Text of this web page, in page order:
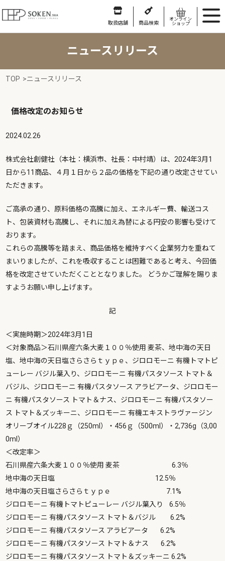
取扱店舗 商品検索
オンライン
ショップ
ニュースリリース
TOP >ニュースリリース
価格改定のお知らせ
2024.02.26
株式会社創健社（本社：横浜市、社長：中村靖）は、2024年3月1
日から11商品、４月１日から２品の価格を下記の通り改定させてい
ただきます。
ご高承の通り、原料価格の高騰に加え、エネルギー費、輸送コス
ト、包装資材も高騰し、それに加え為替による円安の影響も受けて
おります。
これらの高騰等を踏まえ、商品価格を維持すべく企業努力を重ねて
まいりましたが、これを吸収することは困難であると考え、今回価
格を改定させていただくこととなりました。 どうかご理解を賜りま
すようお願い申し上げます。
記
＜実施時期＞2024年3月1日
＜対象商品＞石川県産六条大麦１００％使用 麦茶、地中海の天日
塩、地中海の天日塩さらさらｔｙｐｅ、ジロロモーニ 有機トマトピ
ューレー バジル葉入り、ジロロモーニ 有機パスタソース トマト＆
バジル、ジロロモーニ 有機パスタソース アラビアータ、ジロロモー
ニ 有機パスタソース トマト＆ナス、ジロロモーニ 有機パスタソー
ス トマト＆ズッキーニ、ジロロモーニ 有機エキストラヴァージン
オリーブオイル228ｇ（250ml）・456ｇ（500ml）・2,736g（3,00
0ml）
＜改定率＞
石川県産六条大麦１００％使用 麦茶 6.3％
地中海の天日塩 12.5％
地中海の天日塩さらさらｔｙｐｅ 7.1%
ジロロモーニ 有機トマトピューレー バジル葉入り 6.5％
ジロロモーニ 有機パスタソース トマト＆バジル 6.2%
ジロロモーニ 有機パスタソース アラビアータ 6.2%
ジロロモーニ 有機パスタソース トマト＆ナス 6.2%
ジロロモーニ 有機パスタソース トマト＆ズッキーニ 6.2%